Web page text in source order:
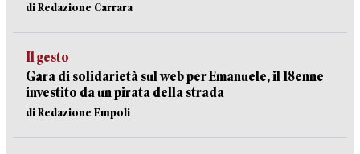
di Redazione Carrara
Il gesto
Gara di solidarietà sul web per Emanuele, il 18enne
investito da un pirata della strada
di Redazione Empoli